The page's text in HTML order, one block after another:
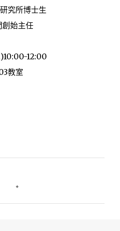
究所博士生
始主任
12:00
教室